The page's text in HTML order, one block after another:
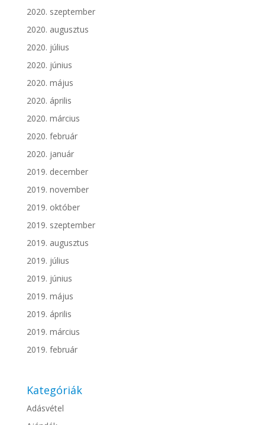
2020. szeptember
2020. augusztus
2020. július
2020. június
2020. május
2020. április
2020. március
2020. február
2020. január
2019. december
2019. november
2019. október
2019. szeptember
2019. augusztus
2019. július
2019. június
2019. május
2019. április
2019. március
2019. február
Kategóriák
Adásvétel